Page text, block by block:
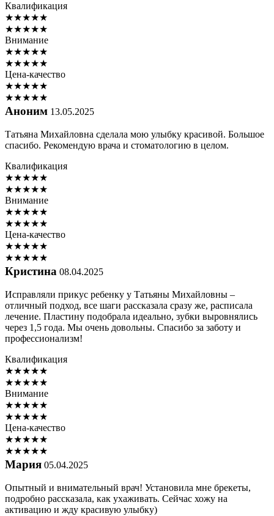
Квалификация
★★★★★
★★★★★
Внимание
★★★★★
★★★★★
Цена-качество
★★★★★
★★★★★
Аноним 13.05.2025
Татьяна Михайловна сделала мою улыбку красивой. Большое
спасибо. Рекомендую врача и стоматологию в целом.
Квалификация
★★★★★
★★★★★
Внимание
★★★★★
★★★★★
Цена-качество
★★★★★
★★★★★
Кристина 08.04.2025
Исправляли прикус ребенку у Татьяны Михайловны –
отличный подход, все шаги рассказала сразу же, расписала
лечение. Пластину подобрала идеально, зубки выровнялись
через 1,5 года. Мы очень довольны. Спасибо за заботу и
профессионализм!
Квалификация
★★★★★
★★★★★
Внимание
★★★★★
★★★★★
Цена-качество
★★★★★
★★★★★
Мария 05.04.2025
Опытный и внимательный врач! Установила мне брекеты,
подробно рассказала, как ухаживать. Сейчас хожу на
активацию и жду красивую улыбку)